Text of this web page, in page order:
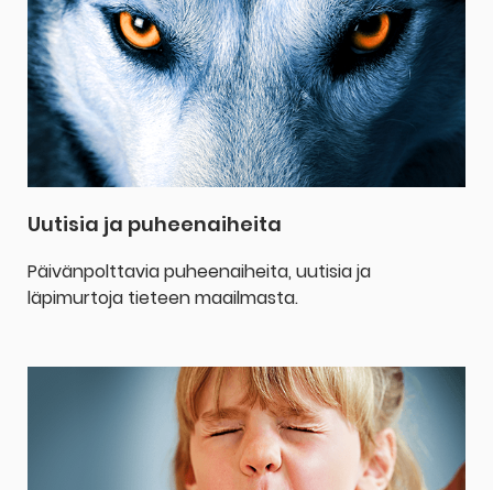
Uutisia ja puheenaiheita
Päivänpolttavia puheenaiheita, uutisia ja
läpimurtoja tieteen maailmasta.